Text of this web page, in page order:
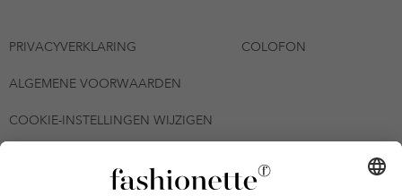
PRIVACYVERKLARING COLOFON
ALGEMENE VOORWAARDEN
COOKIE-INSTELLINGEN WIJZIGEN
© 2026 - fashionette Plattform GmbH